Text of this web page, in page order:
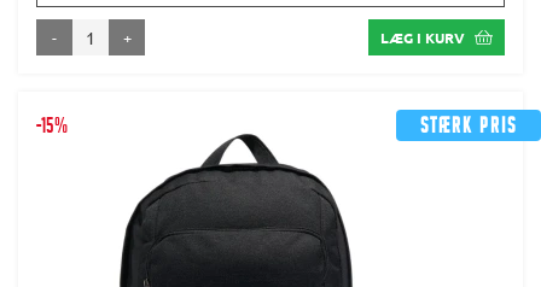
- + LÆG I KURV
Stærk pris
-15%